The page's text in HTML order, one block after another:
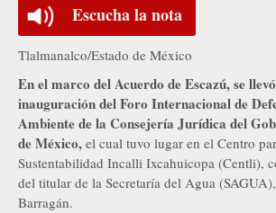
Escucha la nota
Tlalmanalco/Estado de México
En el marco del Acuerdo de Escazú, se
inauguración del Foro Internacional de
Ambiente de la Consejería Jurídica del
de México, el cual tuvo lugar en el Centro
Sustentabilidad Incalli Ixcahuicopa (Centli),
del titular de la Secretaría del Agua
Barragán.